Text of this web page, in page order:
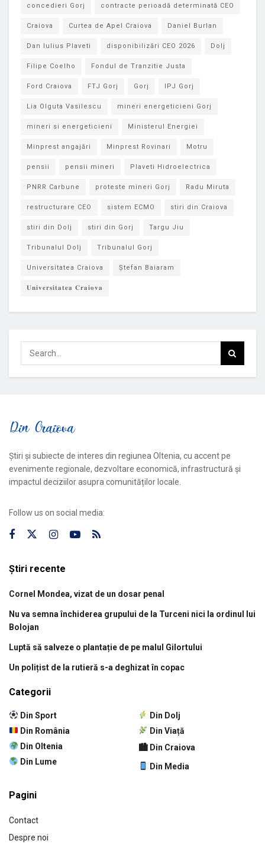
concedieri Gorj contracte perioadă determinată CEO
Craiova Curtea de Apel Craiova Daniel Burlan
Dan Iulius Plaveti disponibilizări CEO 2026 Dolj
Filipe Coelho Fondul de Tranzitie Justa
Ford Craiova FTJ Gorj Gorj IPJ Gorj
Lia Olguta Vasilescu mineri energeticieni Gorj
mineri si energeticieni Ministerul Energiei
Minprest angajări Minprest Rovinari Motru
pensii pensii mineri Plaveti Hidroelectrica
PNRR Carbune proteste mineri Gorj Radu Miruta
restructurare CEO sistem ECMO stiri din Craiova
stiri din Dolj stiri din Gorj Targu Jiu
Tribunalul Dolj Tribunalul Gorj
Universitatea Craiova Ștefan Baiaram
𝐔𝐧𝐢𝐯𝐞𝐫𝐬𝐢𝐭𝐚𝐭𝐞𝐚 𝐂𝐫𝐚𝐢𝐨𝐯𝐚
Știri și subiecte de interes din regiunea Oltenia, cu accent pe
evenimente regionale, dezvoltare economică, infrastructură și
impactul deciziilor asupra comunităților locale.
Follow us on social media:
Știri recente
Cornel Mondea, vizat de un dosar penal
Nu va semna închiderea grupului de la Turceni nici la ordinul lui
Bolojan
Luptă să salveze o plantație de pe malul Gilortului
Un polițist de la rutieră s-a deghizat în copac
Categorii
Din Sport
Din România
Din Oltenia
Din Lume
Din Dolj
Din Viață
🏙 Din Craiova
Din Media
Pagini
Contact
Despre noi